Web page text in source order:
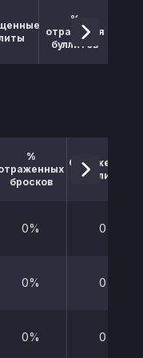
%
отражения
буллитов
%
бросков
Отраженные
буллиты
0% 0
0% 0
0% 0